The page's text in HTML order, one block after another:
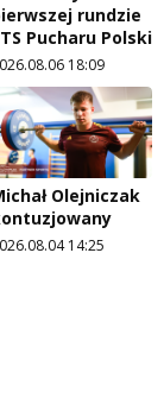
rundzie
Pucharu Polski
18:09
Olejniczak
14:25